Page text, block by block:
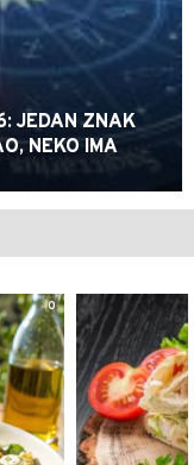
JEDAN ZNAK
NEKO IMA
0